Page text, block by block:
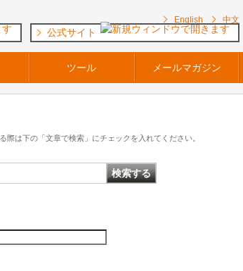
English 中文
ツール メールマガジン
公式サイト
は下の「文章で検索」にチェックを入れてください。